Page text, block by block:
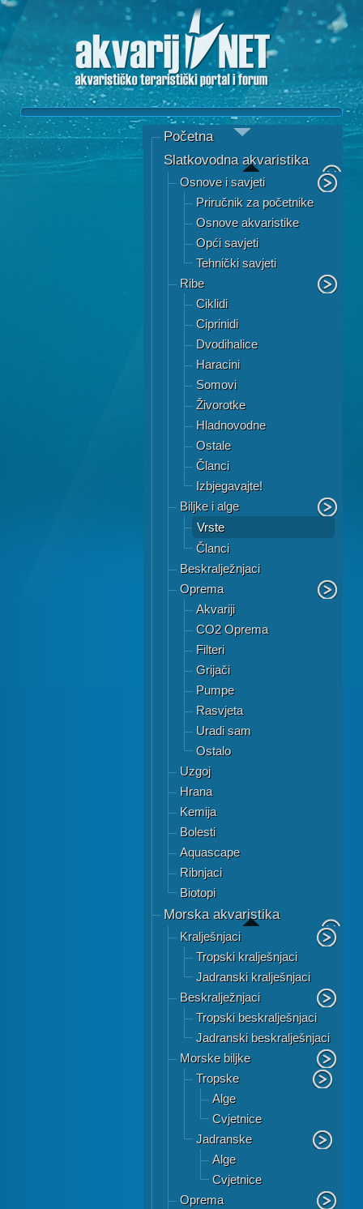
Početna
Slatkovodna akvaristika
Osnove i savjeti
Priručnik za početnike
Osnove akvaristike
Opći savjeti
Tehnički savjeti
Ribe
Ciklidi
Ciprinidi
Dvodihalice
Haracini
Somovi
Živorotke
Hladnovodne
Ostale
Članci
Izbjegavajte!
Biljke i alge
Vrste
Članci
Beskralježnjaci
Oprema
Akvariji
CO2 Oprema
Filteri
Grijači
Pumpe
Rasvjeta
Uradi sam
Ostalo
Uzgoj
Hrana
Kemija
Bolesti
Aquascape
Ribnjaci
Biotopi
Morska akvaristika
Kralješnjaci
Tropski kralješnjaci
Jadranski kralješnjaci
Beskralježnjaci
Tropski beskralješnjaci
Jadranski beskralješnjaci
Morske biljke
Tropske
Alge
Cvjetnice
Jadranske
Alge
Cvjetnice
Oprema